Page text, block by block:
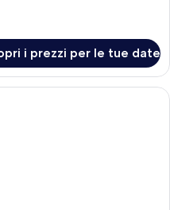
i prezzi per le tue date
camera d'albergo con un letto,